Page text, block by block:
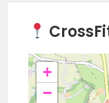
+
−